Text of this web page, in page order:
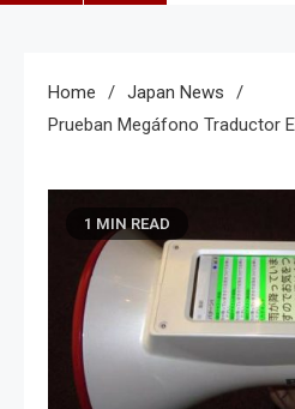
Home
Japan News
Prueban Megáfono Traductor
1 MIN READ